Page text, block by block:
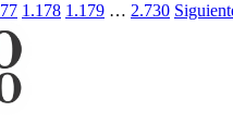
1.178 1.179 … 2.730